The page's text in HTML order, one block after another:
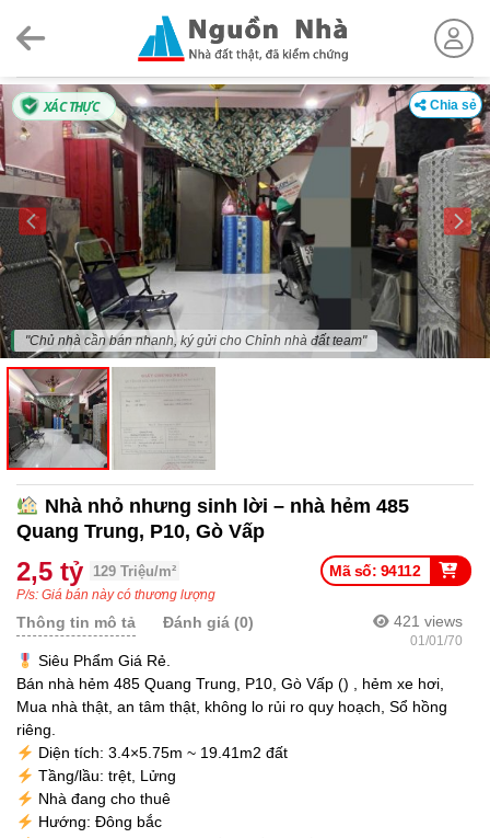
XÁC THỰC
"Chủ nhà cần bán nhanh, ký gửi cho Chỉnh nhà đất team"
Nhà nhỏ nhưng sinh lời – nhà hẻm 485
Quang Trung, P10, Gò Vấp
Mã số: 94112
2,5 tỷ 129 Triệu/m²
P/s: Giá bán này có thương lượng
421 views
01/01/70
Thông tin mô tả Đánh giá (0)
Siêu Phẩm Giá Rẻ.
Bán nhà hẻm 485 Quang Trung, P10, Gò Vấp () , hẻm xe hơi,
Mua nhà thật, an tâm thật, không lo rủi ro quy hoạch, Sổ hồng
riêng.
Diện tích: 3.4×5.75m ~ 19.41m2 đất
Tầng/lầu: trệt, Lửng
Nhà đang cho thuê
Hướng: Đông bắc
Chia sẻ